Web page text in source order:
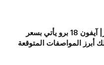
ارتفاع في السعر| آيفون 18 برو يأتي بسعر